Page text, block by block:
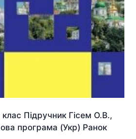
клас Підручник Гісем О.В.,
програма (Укр) Ранок